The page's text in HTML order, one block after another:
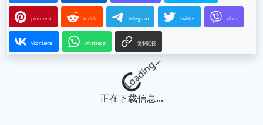
pinterest reddit telegram twitter viber
vkontakte whatsapp 复制链接
Loading...
正在下载信息...